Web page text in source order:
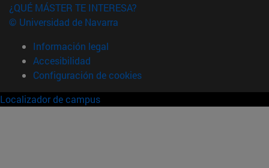
¿QUÉ MÁSTER TE INTERESA?
© Universidad de Navarra
Información legal
Accesibilidad
Configuración de cookies
Localizador de campus